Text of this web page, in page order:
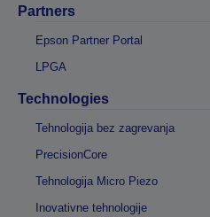
Partners
Epson Partner Portal
LPGA
Technologies
Tehnologija bez zagrevanja
PrecisionCore
Tehnologija Micro Piezo
Inovativne tehnologije